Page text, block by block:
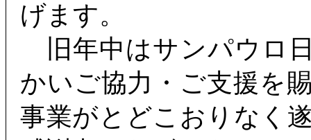
げます。
旧年中はサンパウロ
かいご協力・ご支援を
事業がとどこおりなく